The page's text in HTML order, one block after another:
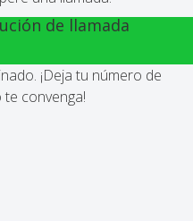
de llamada
¡Deja tu número de
convenga!